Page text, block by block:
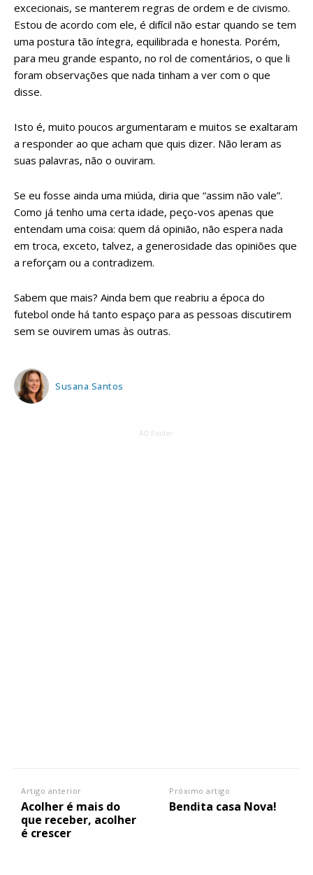
excecionais, se manterem regras de ordem e de civismo.
Estou de acordo com ele, é difícil não estar quando se tem
uma postura tão íntegra, equilibrada e honesta. Porém,
para meu grande espanto, no rol de comentários, o que li
foram observações que nada tinham a ver com o que
disse.
Isto é, muito poucos argumentaram e muitos se exaltaram
a responder ao que acham que quis dizer. Não leram as
suas palavras, não o ouviram.
Se eu fosse ainda uma miúda, diria que “assim não vale”.
Como já tenho uma certa idade, peço-vos apenas que
entendam uma coisa: quem dá opinião, não espera nada
em troca, exceto, talvez, a generosidade das opiniões que
a reforçam ou a contradizem.
Sabem que mais? Ainda bem que reabriu a época do
futebol onde há tanto espaço para as pessoas discutirem
sem se ouvirem umas às outras.
Susana Santos
AD Footer
Artigo anterior
Acolher é mais do
que receber, acolher
é crescer
Próximo artigo
Bendita casa Nova!